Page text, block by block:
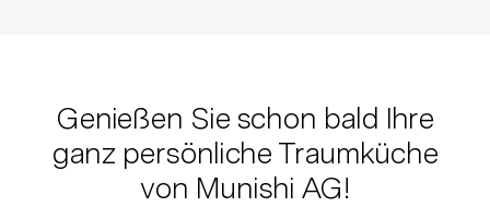
Genießen Sie schon bald Ihre
ganz persönliche Traumküche
von Munishi AG!